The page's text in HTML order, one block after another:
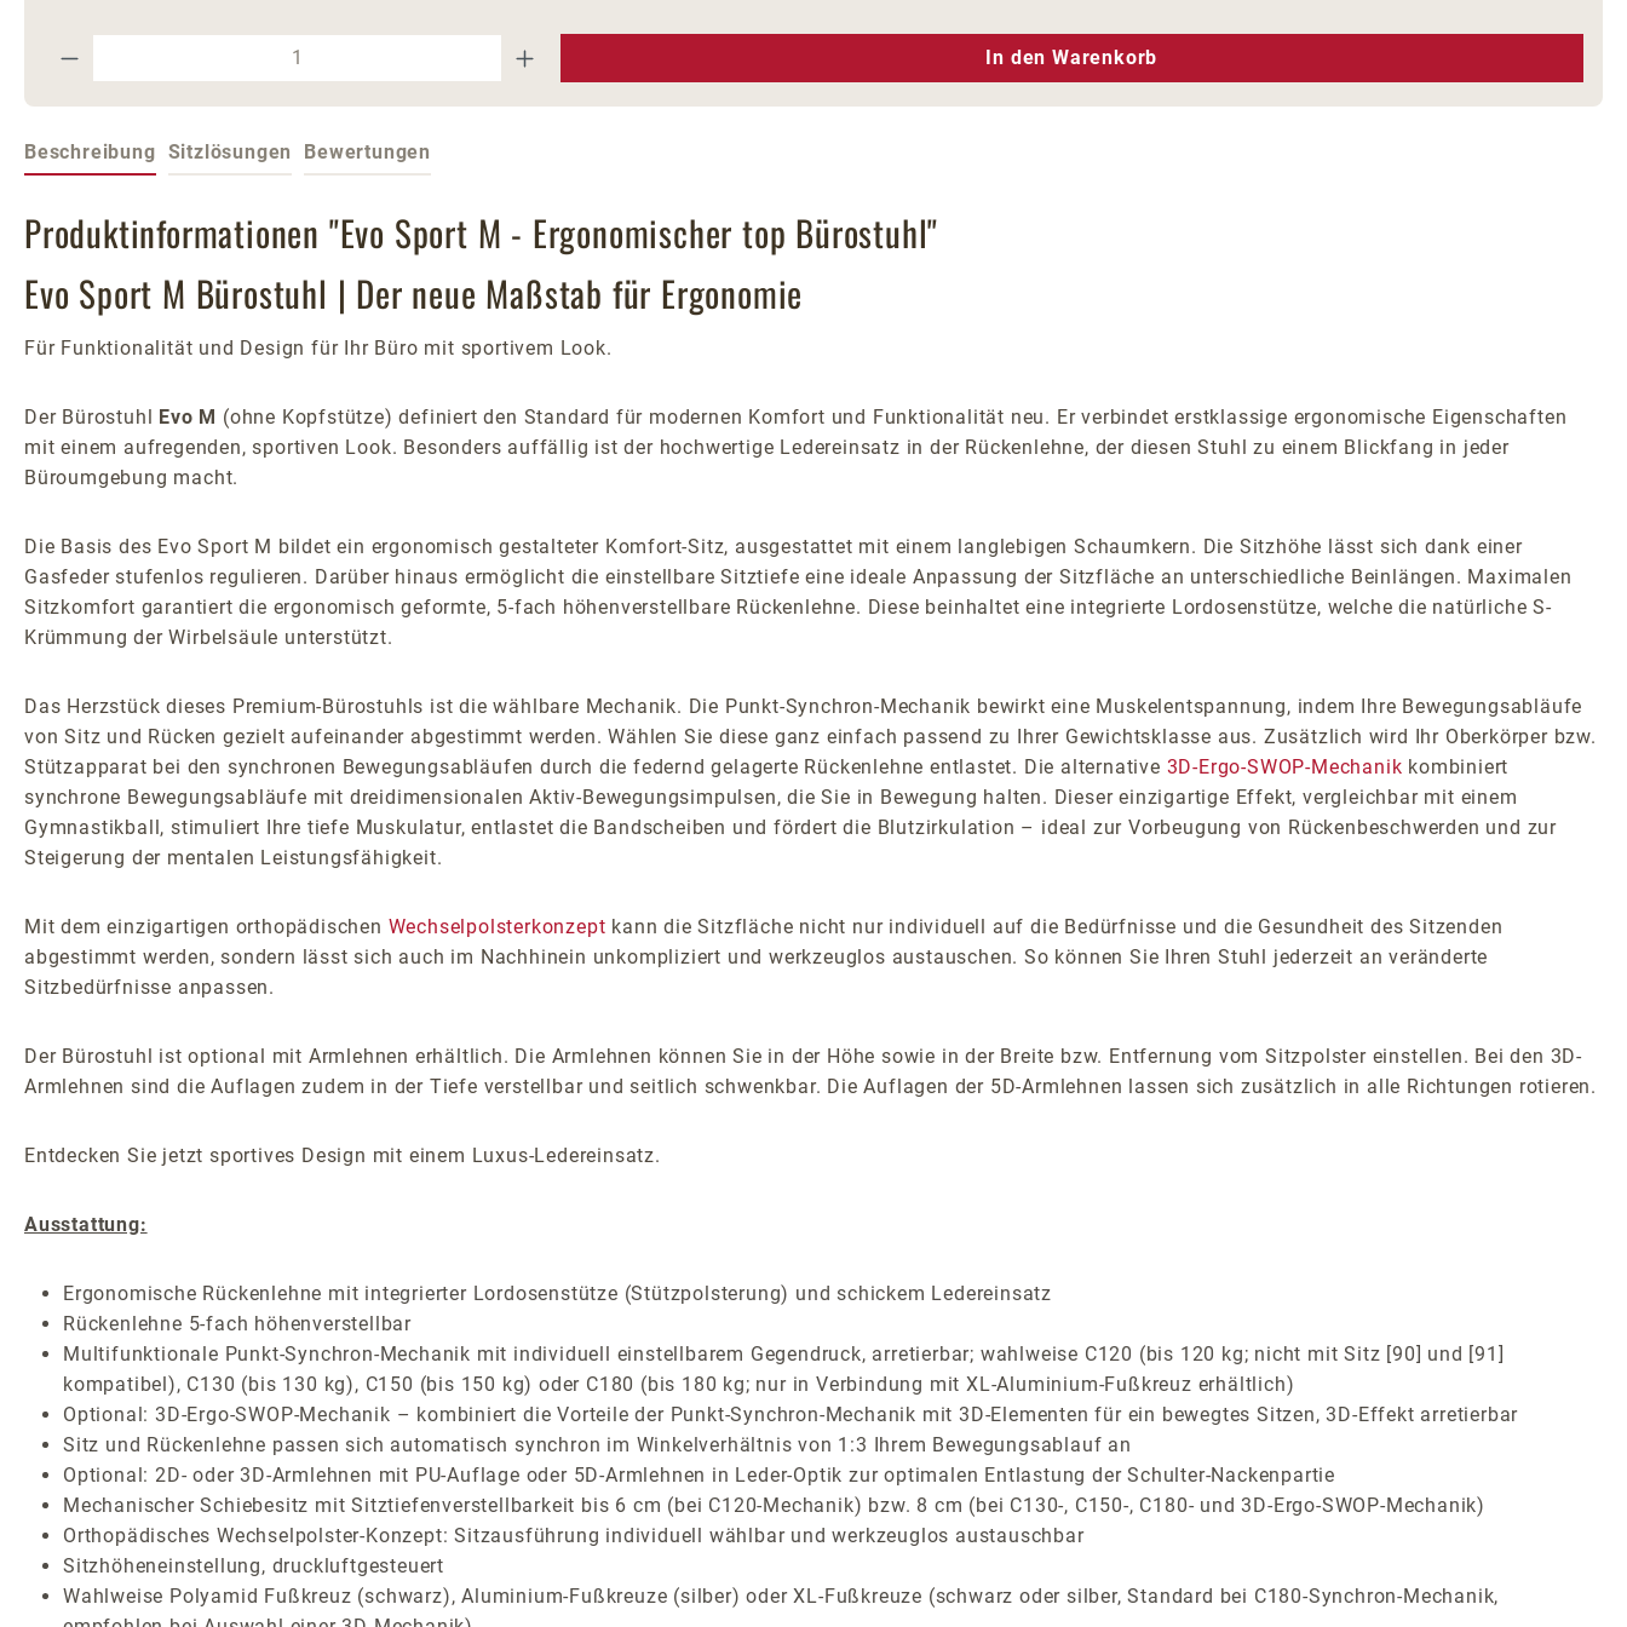
Produkt Anzahl: Gib den gewünschten Wert ein oder benutze die Schaltflächen um die Anzahl zu erhöhen oder zu
In den Warenkorb
Beschreibung Sitzlösungen Bewertungen
Produktinformationen "Evo Sport M - Ergonomischer top Bürostuhl"
Evo Sport M Bürostuhl | Der neue Maßstab für Ergonomie
Für Funktionalität und Design für Ihr Büro mit sportivem Look.
Der Bürostuhl Evo M (ohne Kopfstütze) definiert den Standard für modernen Komfort und Funktionalität neu. Er verbindet erstklassige ergonomische Eigenschaften
mit einem aufregenden, sportiven Look. Besonders auffällig ist der hochwertige Ledereinsatz in der Rückenlehne, der diesen Stuhl zu einem Blickfang in jeder
Büroumgebung macht.
Die Basis des Evo Sport M bildet ein ergonomisch gestalteter Komfort-Sitz, ausgestattet mit einem langlebigen Schaumkern. Die Sitzhöhe lässt sich dank einer
Gasfeder stufenlos regulieren. Darüber hinaus ermöglicht die einstellbare Sitztiefe eine ideale Anpassung der Sitzfläche an unterschiedliche Beinlängen. Maximalen
Sitzkomfort garantiert die ergonomisch geformte, 5-fach höhenverstellbare Rückenlehne. Diese beinhaltet eine integrierte Lordosenstütze, welche die natürliche S-
Krümmung der Wirbelsäule unterstützt.
Das Herzstück dieses Premium-Bürostuhls ist die wählbare Mechanik. Die Punkt-Synchron-Mechanik bewirkt eine Muskelentspannung, indem Ihre Bewegungsabläufe
von Sitz und Rücken gezielt aufeinander abgestimmt werden. Wählen Sie diese ganz einfach passend zu Ihrer Gewichtsklasse aus. Zusätzlich wird Ihr Oberkörper bzw.
Stützapparat bei den synchronen Bewegungsabläufen durch die federnd gelagerte Rückenlehne entlastet. Die alternative 3D-Ergo-SWOP-Mechanik kombiniert
synchrone Bewegungsabläufe mit dreidimensionalen Aktiv-Bewegungsimpulsen, die Sie in Bewegung halten. Dieser einzigartige Effekt, vergleichbar mit einem
Gymnastikball, stimuliert Ihre tiefe Muskulatur, entlastet die Bandscheiben und fördert die Blutzirkulation – ideal zur Vorbeugung von Rückenbeschwerden und zur
Steigerung der mentalen Leistungsfähigkeit.
Mit dem einzigartigen orthopädischen Wechselpolsterkonzept kann die Sitzfläche nicht nur individuell auf die Bedürfnisse und die Gesundheit des Sitzenden
abgestimmt werden, sondern lässt sich auch im Nachhinein unkompliziert und werkzeuglos austauschen. So können Sie Ihren Stuhl jederzeit an veränderte
Sitzbedürfnisse anpassen.
Der Bürostuhl ist optional mit Armlehnen erhältlich. Die Armlehnen können Sie in der Höhe sowie in der Breite bzw. Entfernung vom Sitzpolster einstellen. Bei den 3D-
Armlehnen sind die Auflagen zudem in der Tiefe verstellbar und seitlich schwenkbar. Die Auflagen der 5D-Armlehnen lassen sich zusätzlich in alle Richtungen rotieren.
Entdecken Sie jetzt sportives Design mit einem Luxus-Ledereinsatz.
Ausstattung:
Ergonomische Rückenlehne mit integrierter Lordosenstütze (Stützpolsterung) und schickem Ledereinsatz
Rückenlehne 5-fach höhenverstellbar
Multifunktionale Punkt-Synchron-Mechanik mit individuell einstellbarem Gegendruck, arretierbar; wahlweise C120 (bis 120 kg; nicht mit Sitz [90] und [91]
kompatibel), C130 (bis 130 kg), C150 (bis 150 kg) oder C180 (bis 180 kg; nur in Verbindung mit XL-Aluminium-Fußkreuz erhältlich)
Optional: 3D-Ergo-SWOP-Mechanik – kombiniert die Vorteile der Punkt-Synchron-Mechanik mit 3D-Elementen für ein bewegtes Sitzen, 3D-Effekt arretierbar
Sitz und Rückenlehne passen sich automatisch synchron im Winkelverhältnis von 1:3 Ihrem Bewegungsablauf an
Optional: 2D- oder 3D-Armlehnen mit PU-Auflage oder 5D-Armlehnen in Leder-Optik zur optimalen Entlastung der Schulter-Nackenpartie
Mechanischer Schiebesitz mit Sitztiefenverstellbarkeit bis 6 cm (bei C120-Mechanik) bzw. 8 cm (bei C130-, C150-, C180- und 3D-Ergo-SWOP-Mechanik)
Orthopädisches Wechselpolster-Konzept: Sitzausführung individuell wählbar und werkzeuglos austauschbar
Sitzhöheneinstellung, druckluftgesteuert
Wahlweise Polyamid Fußkreuz (schwarz), Aluminium-Fußkreuze (silber) oder XL-Fußkreuze (schwarz oder silber, Standard bei C180-Synchron-Mechanik,